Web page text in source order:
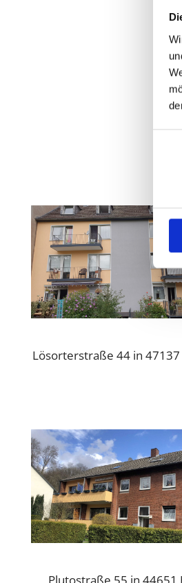
Lösorterstraße 44 in
Plutostraße 55 in 44651